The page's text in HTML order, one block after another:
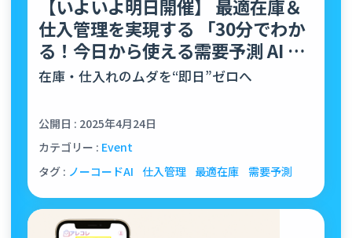
【いよいよ明日開催】 最適在庫＆
仕入管理を実現する 「30分でわか
る！今日から使える需要予測 AI の
構築と API 連…
在庫・仕入れのムダを“即日”ゼロへ
公開日 : 2025年4月24日
カテゴリー : Event
タグ : ノーコードAI 仕入管理 最適在庫 需要予測